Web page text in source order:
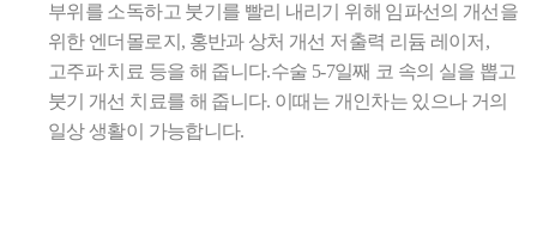
부위를 소독하고 붓기를 빨리 내리기 위해 임파선의 개선을
위한 엔더몰로지, 홍반과 상처 개선 저출력 리듐 레이저,
고주파 치료 등을 해 줍니다.수술 5-7일째 코 속의 실을 뽑고
붓기 개선 치료를 해 줍니다. 이때는 개인차는 있으나 거의
일상 생활이 가능합니다.